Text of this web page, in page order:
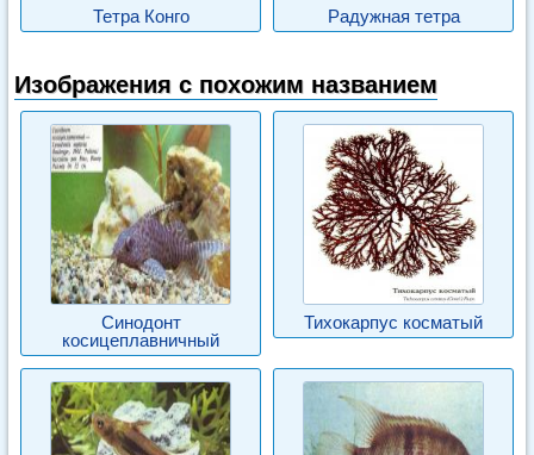
Тетра Конго Радужная тетра
Изображения с похожим названием
Синодонт
косицеплавничный
Тихокарпус косматый